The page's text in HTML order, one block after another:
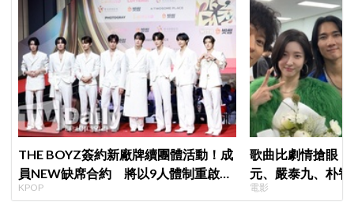
THE BOYZ簽約新廠牌續團體活動！成
員NEW缺席合約 將以9人體制重啟新
篇章
KPOP
歌曲比劇情搶眼
元、嚴泰九、朴
曲《Love Is》超
電影